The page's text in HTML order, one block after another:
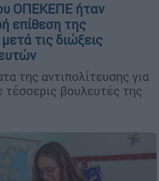
ΟΠΕΚΕΠΕ ήταν
επίθεση της
τις διώξεις
της αντιπολίτευσης για
τέσσερις βουλευτές της